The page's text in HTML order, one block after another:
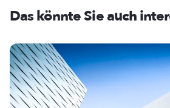
Das könnte Sie auch